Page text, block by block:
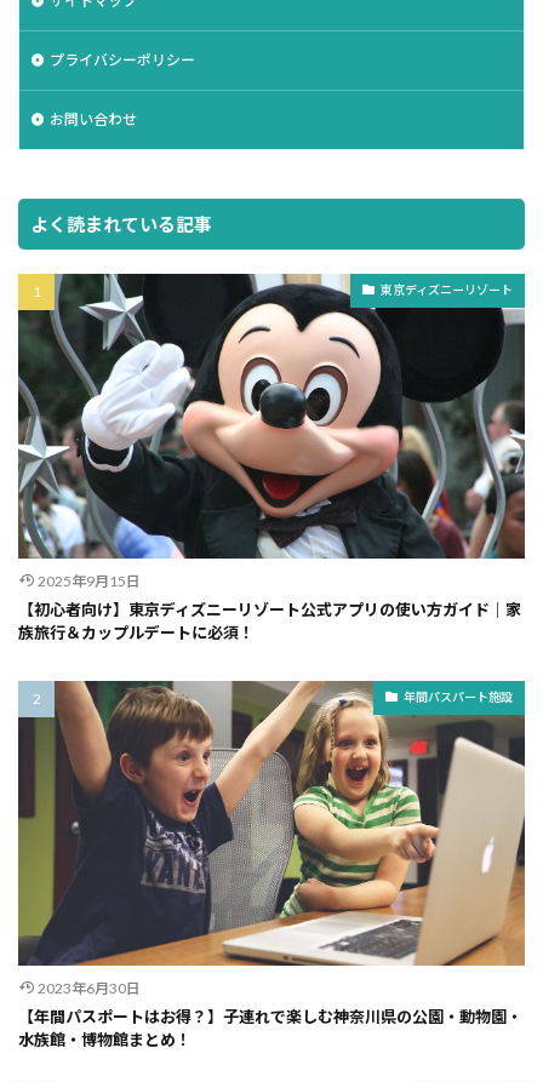
プライバシーポリシー
お問い合わせ
よく読まれている記事
東京ディズニーリゾート
2025年9月15日
【初心者向け】東京ディズニーリゾート公式アプリの使い方ガイド｜家
族旅行＆カップルデートに必須！
年間パスパート施設
2023年6月30日
【年間パスポートはお得？】子連れで楽しむ神奈川県の公園・動物園・
水族館・博物館まとめ！